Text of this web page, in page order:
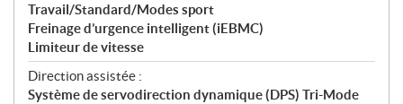
Travail/Standard/Modes sport
Freinage d’urgence intelligent (iEBMC)
Limiteur de vitesse
Direction assistée :
Système de servodirection dynamique (DPS) Tri-Mode